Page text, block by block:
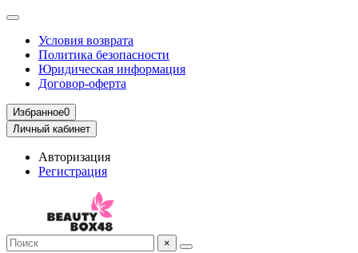
Условия возврата
Политика безопасности
Юридическая информация
Договор-оферта
Избранное0
Личный кабинет
Авторизация
Регистрация
×